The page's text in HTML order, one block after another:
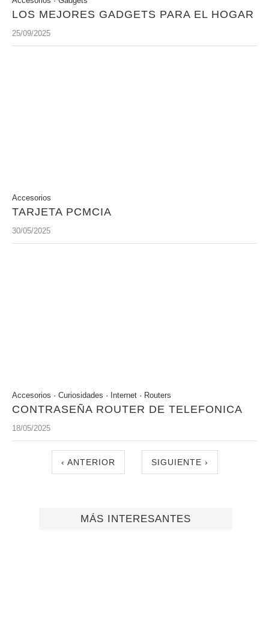
LOS MEJORES GADGETS PARA EL HOGAR
25/09/2025
Accesorios
TARJETA PCMCIA
30/05/2025
Accesorios · Curiosidades · Internet · Routers
CONTRASEÑA ROUTER DE TELEFONICA
18/05/2025
‹ ANTERIOR SIGUIENTE ›
MÁS INTERESANTES